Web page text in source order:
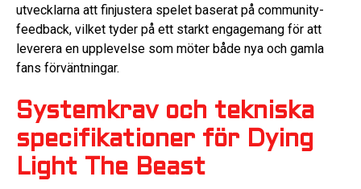
utvecklarna att finjustera spelet baserat på community-
feedback, vilket tyder på ett starkt engagemang för att
leverera en upplevelse som möter både nya och gamla
fans förväntningar.
Systemkrav och tekniska
specifikationer för Dying
Light The Beast